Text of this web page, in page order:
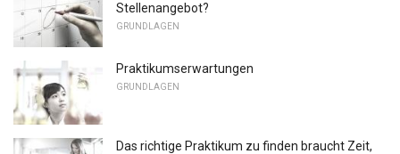
Stellenangebot?
GRUNDLAGEN
Praktikumserwartungen
GRUNDLAGEN
Das richtige Praktikum zu finden braucht Zeit,